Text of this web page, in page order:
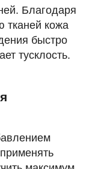
Благодаря
тканей кожа
быстро
тусклость.